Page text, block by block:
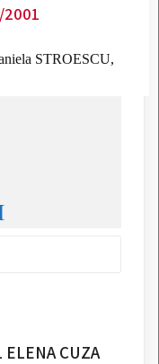
2001
STROESCU,
ELENA CUZA